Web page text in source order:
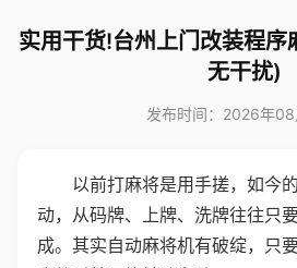
实用干货!台州上门改装程序
无干扰)
发布时间：2026年
以前打麻将是用手搓，如今
动，从码牌、上牌、洗牌往往只
成。其实自动麻将机有破绽，只